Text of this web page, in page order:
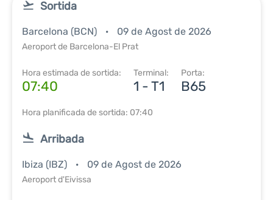
Sortida
Barcelona (BCN) 09 de Agost de 2026
Aeroport de Barcelona-El Prat
Hora estimada de sortida:
07:40
Terminal:
1 - T1
Porta:
B65
Hora planificada de sortida: 07:40
Arribada
Ibiza (IBZ) 09 de Agost de 2026
Aeroport d'Eivissa